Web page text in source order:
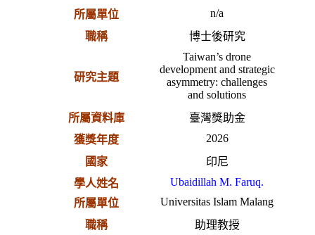
所屬單位
n/a
職稱
博士後研究
研究主題
Taiwan’s drone
development and strategic
asymmetry: challenges
and solutions
所屬資料庫
臺灣獎助金
獲獎年度
2026
國家
印尼
學人姓名
Ubaidillah M. Faruq.
所屬單位
Universitas Islam Malang
職稱
助理教授